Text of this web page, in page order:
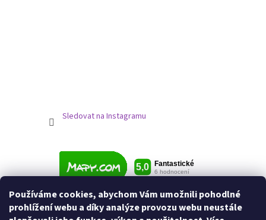
Používáme cookies, abychom Vám umožnili pohodlné
prohlížení webu a díky analýze provozu webu neustále
Sledovat na Instagramu